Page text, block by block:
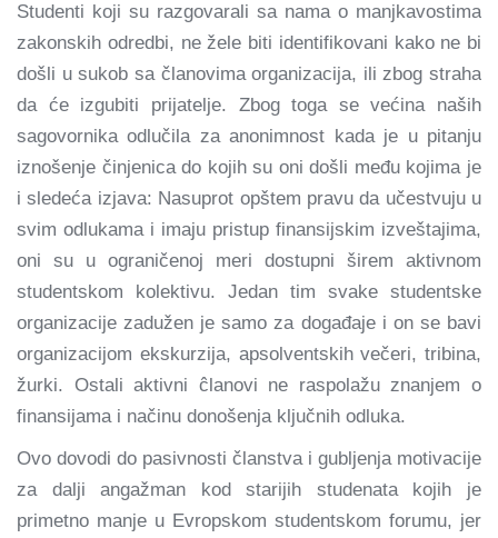
Studenti koji su razgovarali sa nama o manjkavostima
zakonskih odredbi, ne žele biti identifikovani kako ne bi
došli u sukob sa članovima organizacija, ili zbog straha
da će izgubiti prijatelje. Zbog toga se većina naših
sagovornika odlučila za anonimnost kada je u pitanju
iznošenje činjenica do kojih su oni došli među kojima je
i sledeća izjava: Nasuprot opštem pravu da učestvuju u
svim odlukama i imaju pristup finansijskim izveštajima,
oni su u ograničenoj meri dostupni širem aktivnom
studentskom kolektivu. Jedan tim svake studentske
organizacije zadužen je samo za događaje i on se bavi
organizacijom ekskurzija, apsolventskih večeri, tribina,
žurki. Ostali aktivni ĉlanovi ne raspolažu znanjem o
finansijama i načinu donošenja ključnih odluka.
Ovo dovodi do pasivnosti članstva i gubljenja motivacije
za dalji angažman kod starijih studenata kojih je
primetno manje u Evropskom studentskom forumu, jer